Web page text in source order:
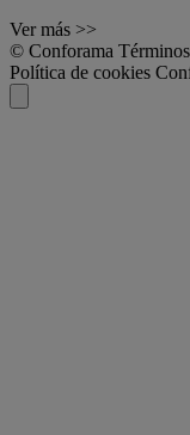
Ver más >>
© Conforama
Política de cookies